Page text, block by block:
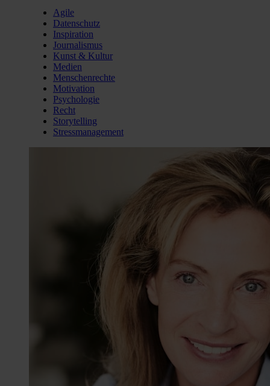
Agile
Datenschutz
Inspiration
Journalismus
Kunst & Kultur
Medien
Menschenrechte
Motivation
Psychologie
Recht
Storytelling
Stressmanagement